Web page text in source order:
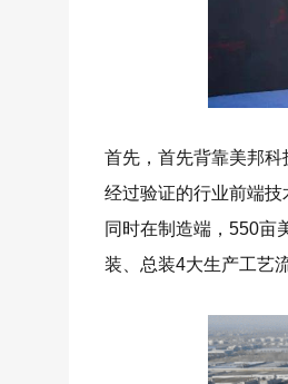
首先，首先背靠美邦科
经过验证的行业前端技
同时在制造端，550亩
装、总装4大生产工艺